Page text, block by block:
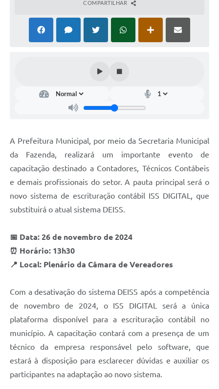
Certidão Negativa
Modelos de Requerimentos
Relatórios Anuais – Ouvidoria
Galeria de Fotos
Notícias
Carta de Serviços
Contratos
Contas Públicas
Legislação
COMPARTILHAR
A Prefeitura Municipal, por meio da Secretaria Municipal
da Fazenda, realizará um importante evento de
capacitação destinado a Contadores, Técnicos Contábeis
e demais profissionais do setor. A pauta principal será o
novo sistema de escrituração contábil ISS DIGITAL, que
substituirá o atual sistema DEISS.
📅 Data: 26 de novembro de 2024
⏰ Horário: 13h30
📍 Local: Plenário da Câmara de Vereadores
Com a desativação do sistema DEISS após a competência
de novembro de 2024, o ISS DIGITAL será a única
plataforma disponível para a escrituração contábil no
município. A capacitação contará com a presença de um
técnico da empresa responsável pelo software, que
estará à disposição para esclarecer dúvidas e auxiliar os
participantes na adaptação ao novo sistema.